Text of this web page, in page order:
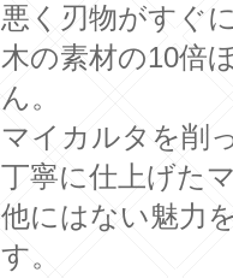
悪く刃物がすぐ
木の素材の10倍
ん。
マイカルタを削
丁寧に仕上げた
他にはない魅力
す。